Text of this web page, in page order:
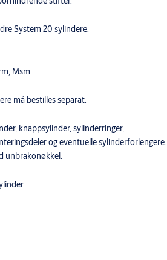
System 20 sylindere.
Msm
må bestilles separat.
knappsylinder, sylinderringer,
og eventuelle sylinderforlengere.
unbrakonøkkel.